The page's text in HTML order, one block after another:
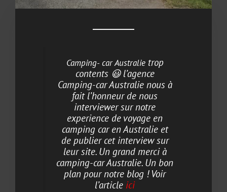
Camping- car Australie trop
contents 😃 l’agence
Camping-car Australie nous à
fait l’honneur de nous
interviewer sur notre
experience de voyage en
camping car en Australie et
de publier cet interview sur
leur site. Un grand merci à
camping-car Australie. Un bon
plan pour notre blog ! Voir
l’article ici